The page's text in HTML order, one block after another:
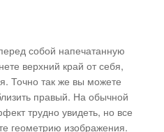
собой напечатанную
верхний край от себя,
Точно так же вы можете
правый. На обычной
трудно увидеть, но все
геометрию изображения.